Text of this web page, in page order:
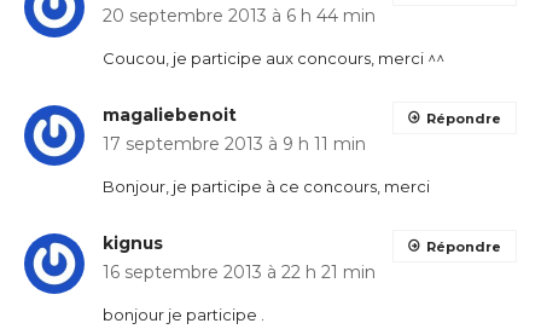
20 septembre 2013 à 6 h 44 min
Coucou, je participe aux concours, merci ^^
magaliebenoit
17 septembre 2013 à 9 h 11 min
Bonjour, je participe à ce concours, merci
Répondre
kignus
16 septembre 2013 à 22 h 21 min
bonjour je participe .
Répondre